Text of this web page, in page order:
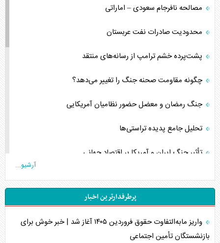
مصالحه نافرجام سعودی – اماراتی
محدودیت صادرات نفت عربستان
پشت‌پرده خشم ترامپ از رسانه‌های منتقد
چگونه مقاومت صحنه جنگ را تغییر می‌دهد؟
جنگ رمضان و معضل حضور نظامیان آمریکایی
تحلیل جامع پدیده تراستی‌ها
تأثیر جنگ ایران و آمریکا بر اقتصاد جهانی
تخریب پل‌ها در اوکراین و فروپاشی روایت دوگانه غرب
اربعین، کابوس مشترک تل‌آویو-واشنگتن
برنامه هفتم توسعه در نقطه کور سیاستگذاری
آرشیو...
پرطرفدارترین اخبار
واریز مابه‌التفاوت حقوق فروردین ۱۴۰۵ آغاز شد | خبر خوش برای
بازنشستگان تأمین اجتماعی